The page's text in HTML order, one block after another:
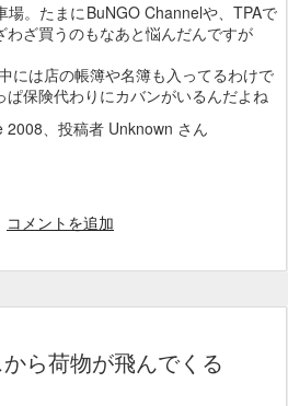
場。たまにBuNGO Channelや、TPAで
ざ買うのもなあと悩んだんですが
には店の帳簿や名簿も入ってるわけで
保険代わりにカバンがいるんだよね
2008、投稿者 Unknown さん
コメントを追加
ら荷物が飛んでくる